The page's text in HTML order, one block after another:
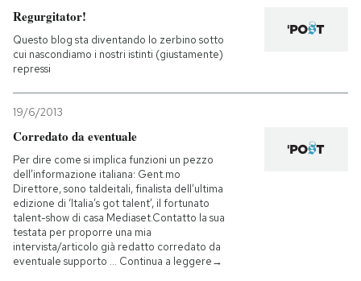
Regurgitator!
Questo blog sta diventando lo zerbino sotto
cui nascondiamo i nostri istinti (giustamente)
repressi
19/6/2013
Corredato da eventuale
Per dire come si implica funzioni un pezzo
dell’informazione italiana: Gent.mo
Direttore, sono taldeitali, finalista dell’ultima
edizione di ‘Italia’s got talent’, il fortunato
talent-show di casa Mediaset.Contatto la sua
testata per proporre una mia
intervista/articolo già redatto corredato da
eventuale supporto … Continua a leggere→